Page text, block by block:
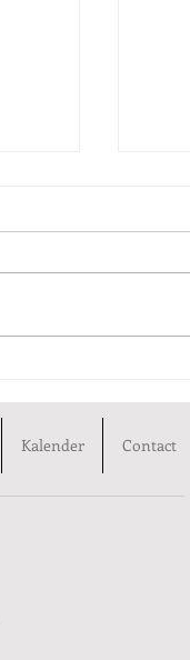
Kalender Contact